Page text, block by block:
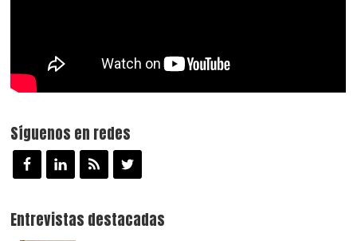
Síguenos en redes
Entrevistas destacadas